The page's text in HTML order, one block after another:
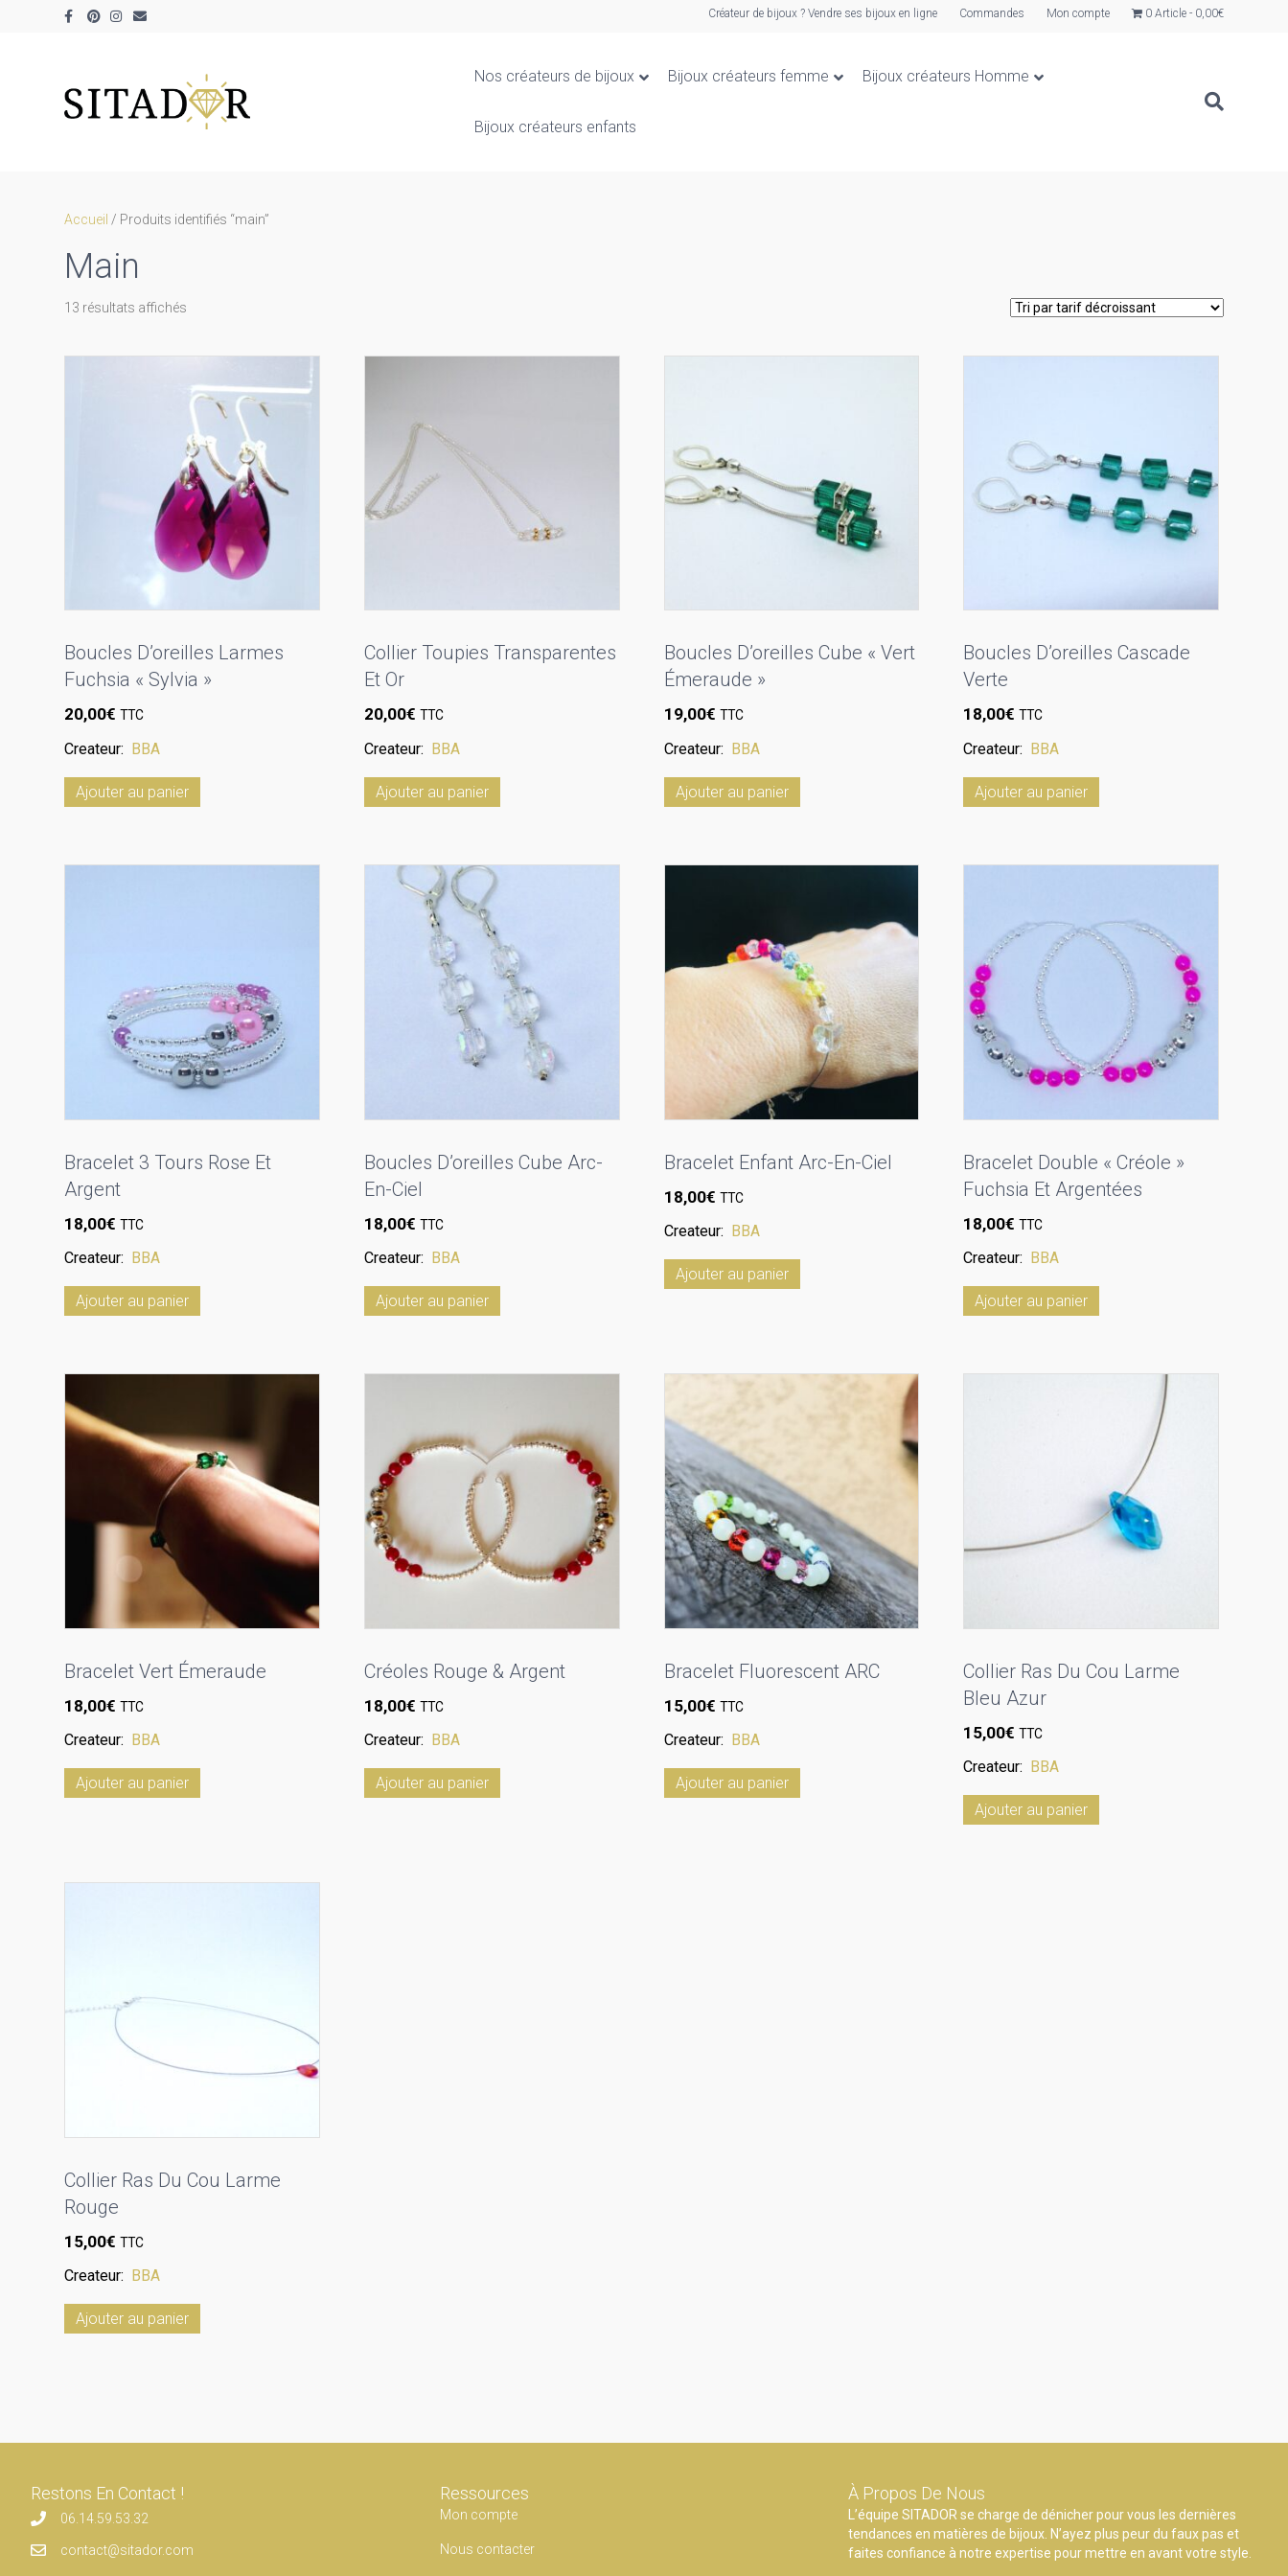
Facebook
PinterestInstagram
Email Créateur de bijoux ? Vendre ses bijoux en ligne Commandes Mon compte 0 Article 0,00€
Nos créateurs de bijoux Bijoux créateurs femme Bijoux créateurs Homme
Bijoux créateurs enfants
Accueil / Produits identifiés “main”
Main
13 résultats affichés
Boucles D’oreilles Larmes
Fuchsia « Sylvia »
20,00€ TTC
Createur: BBA
Ajouter au panier
Collier Toupies Transparentes
Et Or
20,00€ TTC
Createur: BBA
Ajouter au panier
Boucles D’oreilles Cube « Vert
Émeraude »
19,00€ TTC
Createur: BBA
Ajouter au panier
Boucles D’oreilles Cascade
Verte
18,00€ TTC
Createur: BBA
Ajouter au panier
Bracelet 3 Tours Rose Et
Argent
18,00€ TTC
Createur: BBA
Ajouter au panier
Boucles D’oreilles Cube Arc-
En-Ciel
18,00€ TTC
Createur: BBA
Ajouter au panier
Bracelet Enfant Arc-En-Ciel
18,00€ TTC
Createur: BBA
Ajouter au panier
Bracelet Double « Créole »
Fuchsia Et Argentées
18,00€ TTC
Createur: BBA
Ajouter au panier
Bracelet Vert Émeraude
18,00€ TTC
Createur: BBA
Ajouter au panier
Créoles Rouge & Argent
18,00€ TTC
Createur: BBA
Ajouter au panier
Bracelet Fluorescent ARC
15,00€ TTC
Createur: BBA
Ajouter au panier
Collier Ras Du Cou Larme
Bleu Azur
15,00€ TTC
Createur: BBA
Ajouter au panier
Collier Ras Du Cou Larme
Rouge
15,00€ TTC
Createur: BBA
Ajouter au panier
Restons En Contact !
06.14.59.53.32
contact@sitador.com
Ressources
Mon compte
Nous contacter
À Propos De Nous
L’équipe SITADOR se charge de dénicher pour vous les dernières
tendances en matières de bijoux. N’ayez plus peur du faux pas et
faites confiance à notre expertise pour mettre en avant votre style.